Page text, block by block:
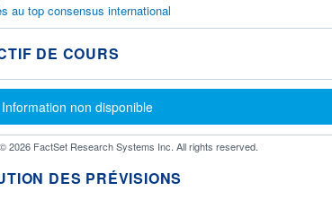
au top consensus international
DE COURS
Message d'information
Information non disponible
2026 FactSet Research Systems Inc. All rights reserved.
DES PRÉVISIONS